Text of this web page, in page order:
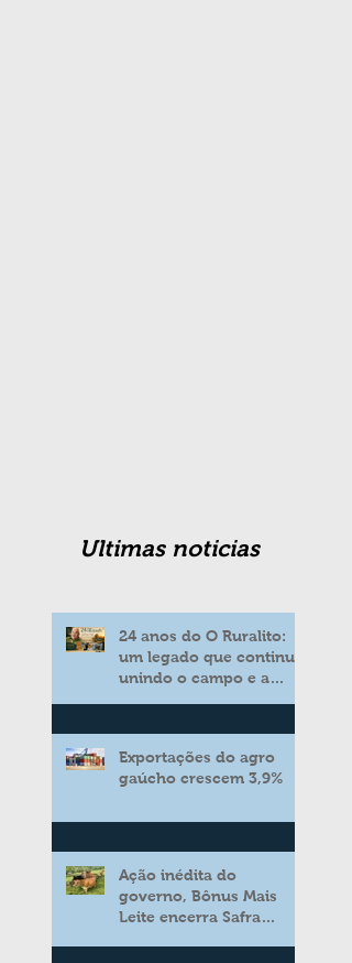
Ultimas noticias
24 anos do O Ruralito:
um legado que continua
unindo o campo e a
Exportações do agro
gaúcho crescem 3,9%
Ação inédita do
governo, Bônus Mais
Leite encerra Safra